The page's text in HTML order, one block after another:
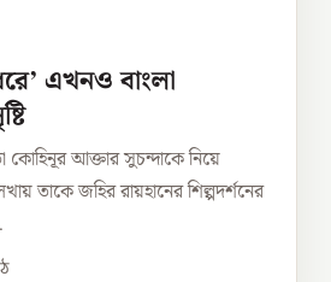
এখনও বাংলা
কোহিনূর আক্তার সুচন্দাকে নিয়ে
তাকে জহির রায়হানের শিল্পদর্শনের